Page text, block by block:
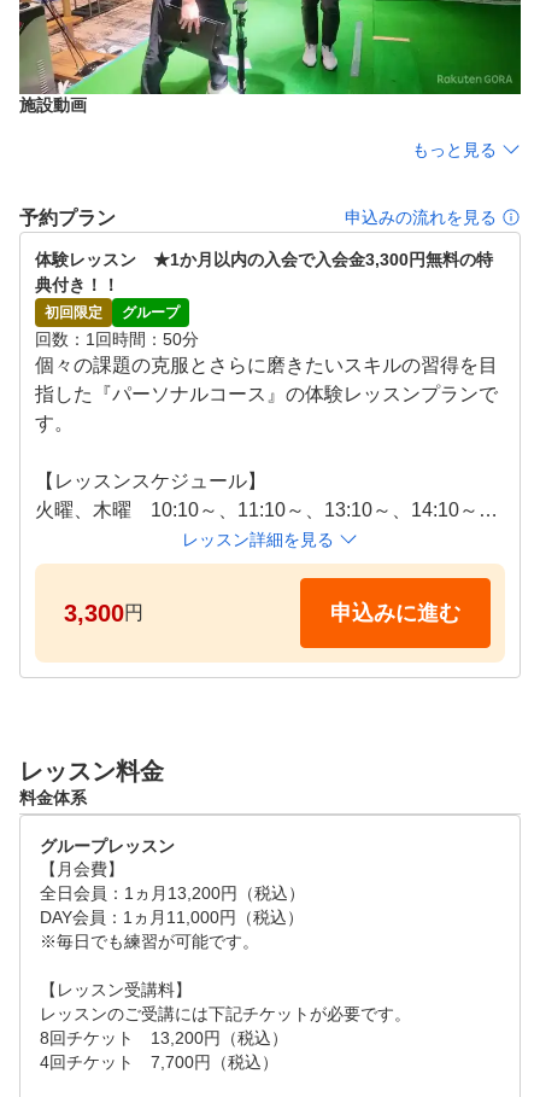
施設動画
もっと見る
予約プラン 申込みの流れを見る
体験レッスン　★1か月以内の入会で入会金3,300円無料の特
典付き！！
初回限定 グループ
回数 1回時間 50分
個々の課題の克服とさらに磨きたいスキルの習得を目
指した『パーソナルコース』の体験レッスンプランで
す。
【レッスンスケジュール】
火曜、木曜　10:10～、11:10～、13:10～、14:10～、
18:10～、19:10～、20:10～
月曜、金曜　18:10～、19:10～、20:10～
土曜日　　　10:10～、11:10～、13:10～、14:10～、
18:10～、19:10～
日曜日、祝日　10:10～、11:10～、13:10～、14:10～
、18:10～
■リクエストのご回答について■
リクエスト予約後、2営業日以内に回答させていただ
申込日から可能な限り3日以上先の日程を候補いただ
けますと幸いです。
レッスン詳細を見る
3,300円 申込みに進む
レッスン料金
料金体系
グループレッスン
【月会費】
全日会員：1ヵ月13,200円（税込）
DAY会員：1ヵ月11,000円（税込）
※毎日でも練習が可能です。
【レッスン受講料】
レッスンのご受講には下記チケットが必要です。
8回チケット　13,200円（税込）
4回チケット　7,700円（税込）